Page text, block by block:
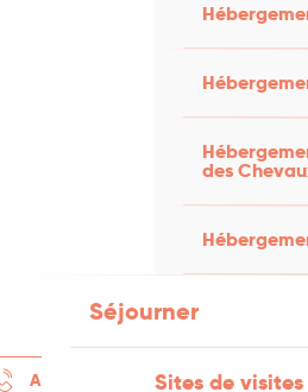
des
Séjourner
Sites de visites
APPELER